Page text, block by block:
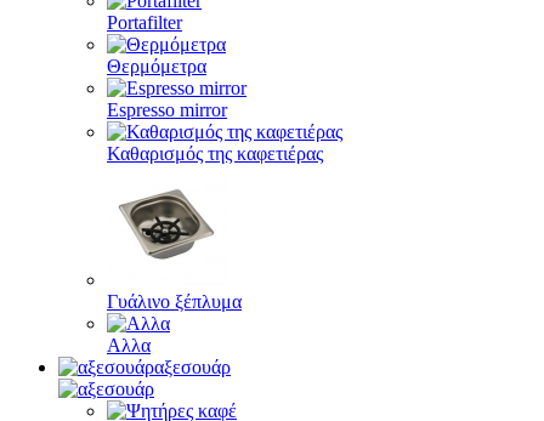
Portafilter
Θερμόμετρα
Espresso mirror
Καθαρισμός της καφετιέρας
Γυάλινο ξέπλυμα
Αλλα
αξεσουάρ